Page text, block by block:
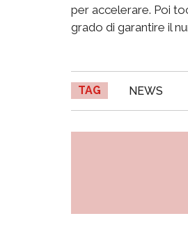
per accelerare. Poi
grado di garantire il
TAG NEWS